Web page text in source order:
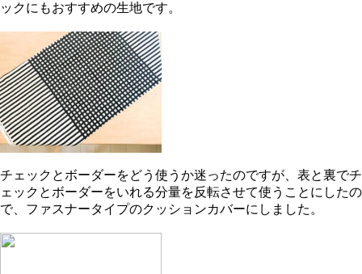
ックにもおすすめの生地です。
チェックとボーダーをどう使うか迷ったのですが、表と裏でチ
ェックとボーダーをいれる分量を反転させて使うことにしたの
で、ファスナータイプのクッションカバーにしました。